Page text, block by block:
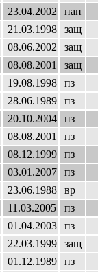
23.04.2002
нап
21.03.1998
защ
08.06.2002
защ
08.08.2001
защ
19.08.1998
пз
28.06.1989
пз
20.10.2004
пз
08.08.2001
пз
08.12.1999
пз
03.01.2007
пз
23.06.1988
вр
11.03.2005
пз
01.04.2003
пз
22.03.1999
защ
01.12.1989 пз